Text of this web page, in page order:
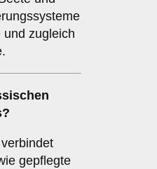
zugleich
gepflegte